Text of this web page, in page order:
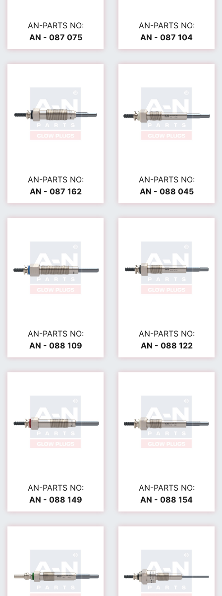
AN-PARTS NO:
AN - 087 075
AN-PARTS NO:
AN - 087 104
AN-PARTS NO:
AN - 087 162
AN-PARTS NO:
AN - 088 045
AN-PARTS NO:
AN - 088 109
AN-PARTS NO:
AN - 088 122
AN-PARTS NO:
AN - 088 149
AN-PARTS NO:
AN - 088 154